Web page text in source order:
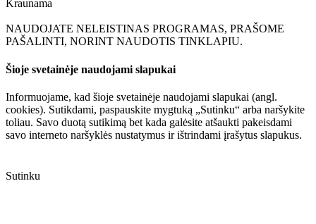
Kraunama
NAUDOJATE NELEISTINAS PROGRAMAS, PRAŠOME
PAŠALINTI, NORINT NAUDOTIS TINKLAPIU.
Šioje svetainėje naudojami slapukai
Informuojame, kad šioje svetainėje naudojami slapukai (angl.
cookies). Sutikdami, paspauskite mygtuką „Sutinku“ arba naršykite
toliau. Savo duotą sutikimą bet kada galėsite atšaukti pakeisdami
savo interneto naršyklės nustatymus ir ištrindami įrašytus slapukus.
Sutinku